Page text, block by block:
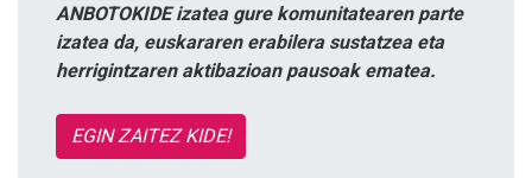
ANBOTOKIDE izatea gure komunitatearen parte
izatea da, euskararen erabilera sustatzea eta
herrigintzaren aktibazioan pausoak ematea.
EGIN ZAITEZ KIDE!